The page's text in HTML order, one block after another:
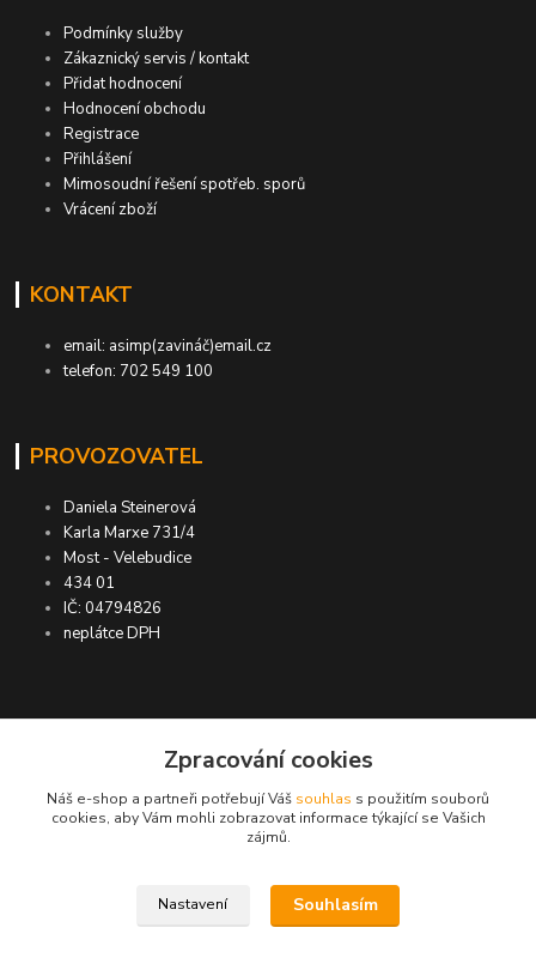
Podmínky služby
Zákaznický servis / kontakt
Přidat hodnocení
Hodnocení obchodu
Registrace
Přihlášení
Mimosoudní řešení spotřeb. sporů
Vrácení zboží
KONTAKT
email: asimp(zavináč)email.cz
telefon: 702 549 100
PROVOZOVATEL
Daniela Steinerová
Karla Marxe 731/4
Most - Velebudice
434 01
IČ: 04794826
neplátce DPH
ASIMP.cz
DOPRAVA ZDARMA po ČR a SR ●
KONTROLA doručení zboží ● GARANCE
VRÁCENÍ ZBOŽÍ do 30 dní
Zpracování cookies
Náš e-shop a partneři potřebují Váš souhlas s použitím souborů
cookies, aby Vám mohli zobrazovat informace týkající se Vašich
zájmů.
Nastavení Souhlasím